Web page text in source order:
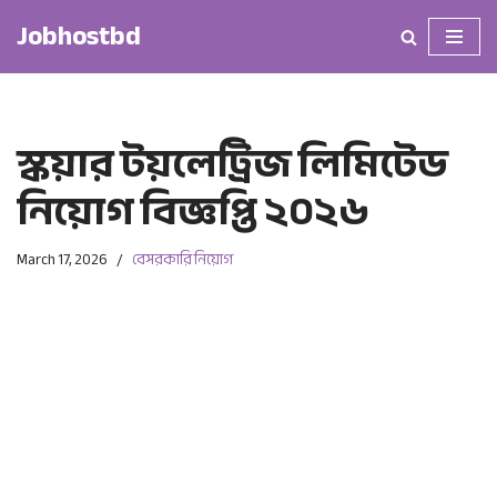
Jobhostbd
স্কয়ার টয়লেট্রিজ লিমিটেড
নিয়োগ বিজ্ঞপ্তি ২০২৬
March 17, 2026 বেসরকারি নিয়োগ